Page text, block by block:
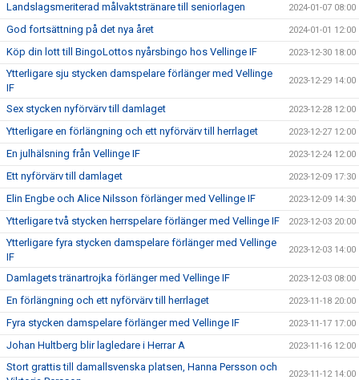
Landslagsmeriterad målvaktstränare till seniorlagen 2024-01-07 08:00
God fortsättning på det nya året 2024-01-01 12:00
Köp din lott till BingoLottos nyårsbingo hos Vellinge IF 2023-12-30 18:00
Ytterligare sju stycken damspelare förlänger med Vellinge
IF
2023-12-29 14:00
Sex stycken nyförvärv till damlaget 2023-12-28 12:00
Ytterligare en förlängning och ett nyförvärv till herrlaget 2023-12-27 12:00
En julhälsning från Vellinge IF 2023-12-24 12:00
Ett nyförvärv till damlaget 2023-12-09 17:30
Elin Engbe och Alice Nilsson förlänger med Vellinge IF 2023-12-09 14:30
Ytterligare två stycken herrspelare förlänger med Vellinge IF 2023-12-03 20:00
Ytterligare fyra stycken damspelare förlänger med Vellinge
IF
2023-12-03 14:00
Damlagets tränartrojka förlänger med Vellinge IF 2023-12-03 08:00
En förlängning och ett nyförvärv till herrlaget 2023-11-18 20:00
Fyra stycken damspelare förlänger med Vellinge IF 2023-11-17 17:00
Johan Hultberg blir lagledare i Herrar A 2023-11-16 12:00
Stort grattis till damallsvenska platsen, Hanna Persson och
2023-11-12 14:00